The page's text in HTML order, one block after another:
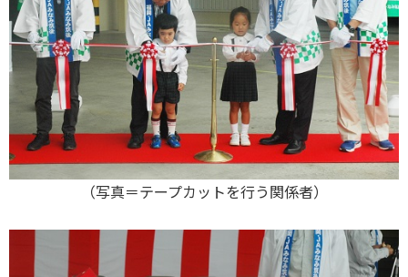
（写真＝テープカットを行う関係者）